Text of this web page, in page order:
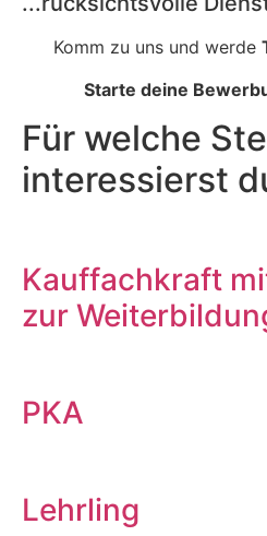
Komm zu uns und werde
Starte deine
Für welche
interessierst
Kauffachkraft
zur
PKA
Lehrling